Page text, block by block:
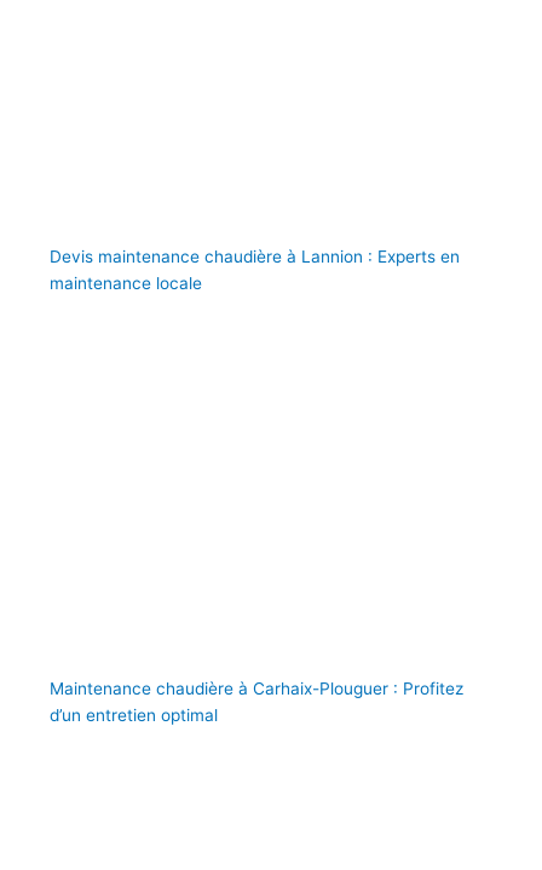
Devis maintenance chaudière à Lannion : Experts en
maintenance locale
Maintenance chaudière à Carhaix-Plouguer : Profitez
d’un entretien optimal